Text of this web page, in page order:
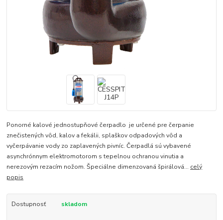
Ponorné kalové jednostupňové čerpadlo je určené pre čerpanie
znečistených vôd, kalov a fekálii, splaškov odpadových vôd a
vyčerpávanie vody zo zaplavených pivníc. Čerpadlá sú vybavené
asynchrónnym elektromotorom s tepelnou ochranou vinutia a
nerezovým rezacím nožom. Špeciálne dimenzovaná špirálová... celý
popis
Dostupnosť skladom